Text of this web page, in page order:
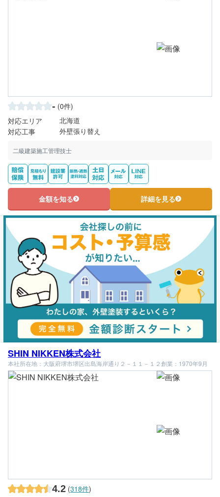
- (0件)
対応エリア
北海道
対応工事
外壁張り替え
二級建築施工管理技士
金額を知る 詳細を見る
SHIN NIKKEN株式会社
本社所在地：大阪府堺市堺区出島海岸通り２－１１－１２創業：1970年9月
4.2 (318件)